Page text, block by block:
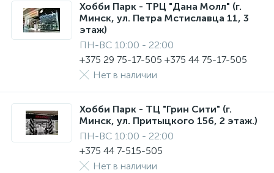
Хобби Парк - ТРЦ "Дана Молл" (г.
Минск, ул. Петра Мстиславца 11, 3
этаж)
ПН-ВС 10:00 - 22:00
+375 29 75-17-505 +375 44 75-17-505
Нет в наличии
Хобби Парк - ТЦ "Грин Сити" (г.
Минск, ул. Притыцкого 156, 2 этаж.)
ПН-ВС 10:00 - 22:00
+375 44 7-515-505
Нет в наличии